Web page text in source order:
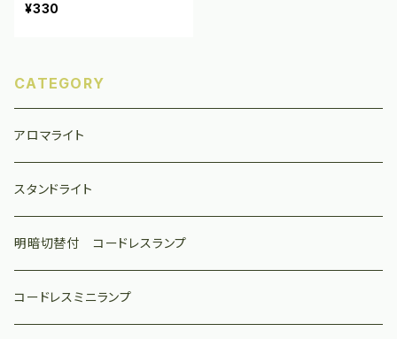
¥330
CATEGORY
アロマライト
スタンドライト
明暗切替付 コードレスランプ
コードレスミニランプ